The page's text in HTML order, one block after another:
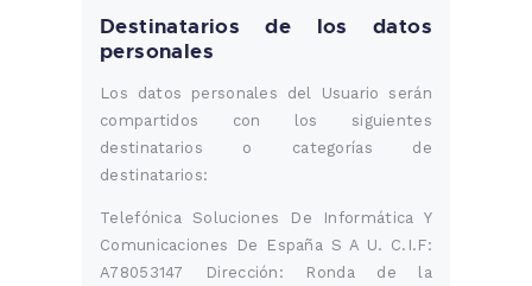
Destinatarios de los datos
personales
Los datos personales del Usuario serán
compartidos con los siguientes
destinatarios o categorías de
destinatarios:
Telefónica Soluciones De Informática Y
Comunicaciones De España S A U. C.I.F:
A78053147 Dirección: Ronda de la